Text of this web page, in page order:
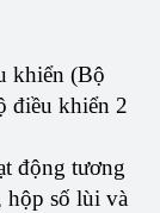
khiển (Bộ
điều khiển 2
động tương
hộp số lùi và